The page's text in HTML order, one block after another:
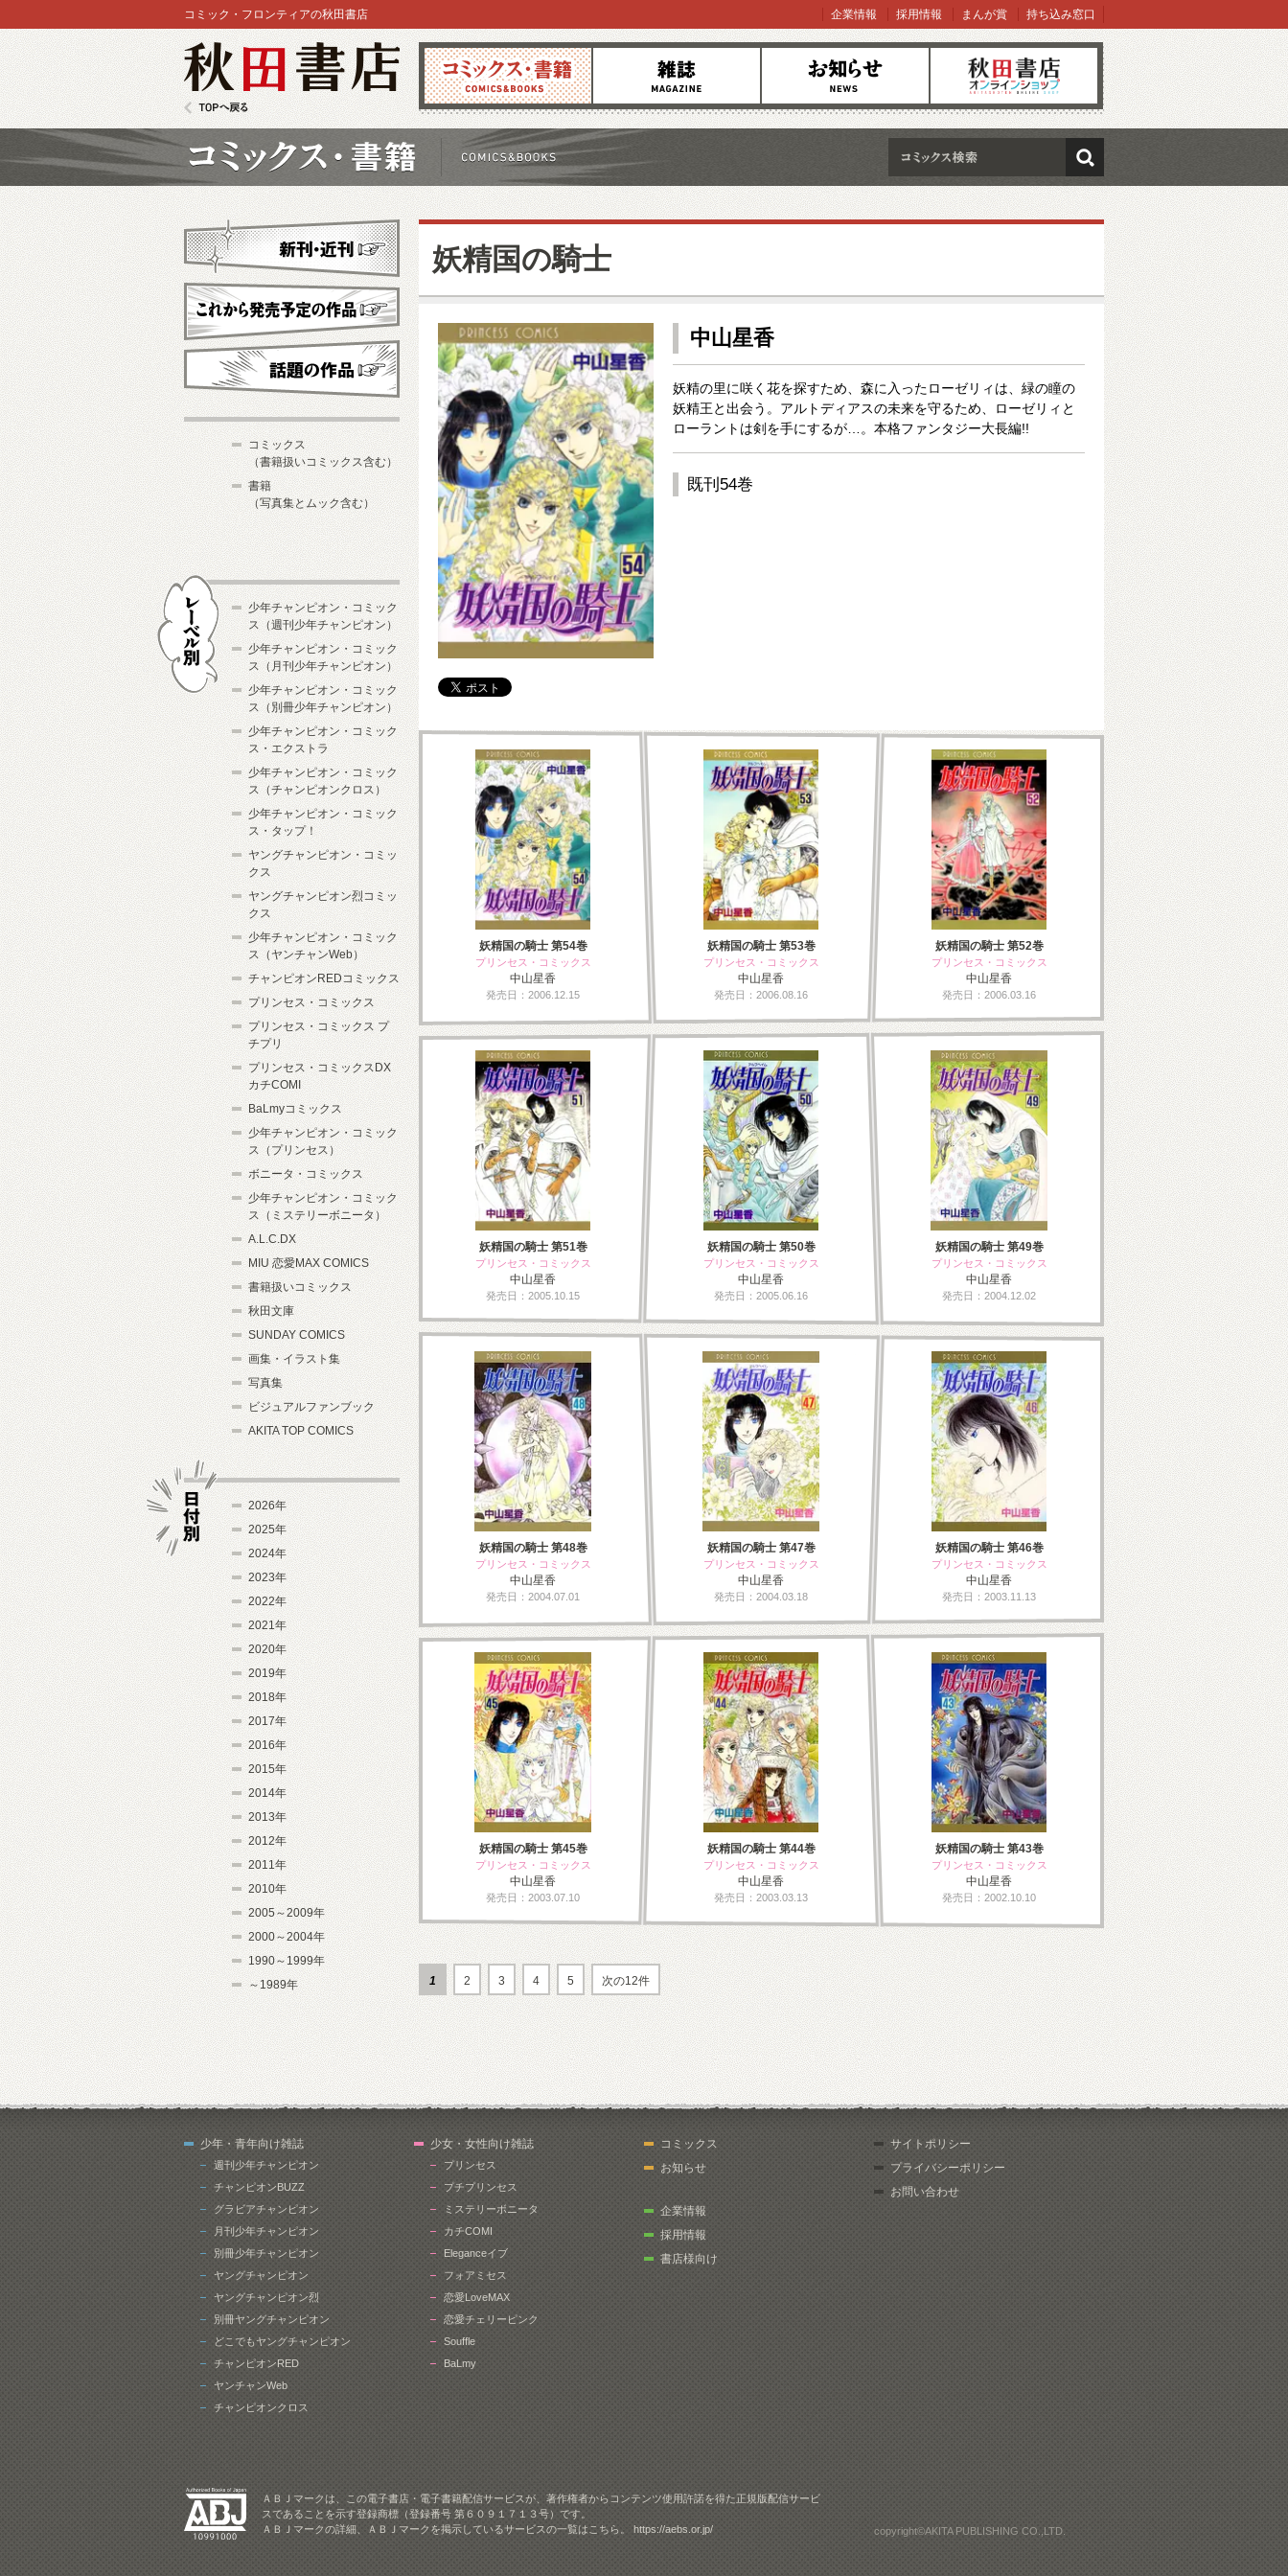
秋田書店
コミックス 雑誌 お知らせ オンラインショップ
TOPへ戻る
コミック・フロンティアの秋田書店 企業情報 採用情報 まんが賞 持ち込み窓口
コミックス
検索
妖精国の騎士
中山星香
妖精の里に咲く花を探すため、森に入ったローゼリィは、緑の瞳の
妖精王と出会う。アルトディアスの未来を守るため、ローゼリィと
ローラントは剣を手にするが…。本格ファンタジー大長編!!
既刊54巻
妖精国の騎士 第54巻
プリンセス・コミックス
中山星香
発売日：2006.12.15
妖精国の騎士 第53巻
プリンセス・コミックス
中山星香
発売日：2006.08.16
妖精国の騎士 第52巻
プリンセス・コミックス
中山星香
発売日：2006.03.16
妖精国の騎士 第51巻
プリンセス・コミックス
中山星香
発売日：2005.10.15
妖精国の騎士 第50巻
プリンセス・コミックス
中山星香
発売日：2005.06.16
妖精国の騎士 第49巻
プリンセス・コミックス
中山星香
発売日：2004.12.02
妖精国の騎士 第48巻
プリンセス・コミックス
中山星香
発売日：2004.07.01
妖精国の騎士 第47巻
プリンセス・コミックス
中山星香
発売日：2004.03.18
妖精国の騎士 第46巻
プリンセス・コミックス
中山星香
発売日：2003.11.13
妖精国の騎士 第45巻
プリンセス・コミックス
中山星香
発売日：2003.07.10
妖精国の騎士 第44巻
プリンセス・コミックス
中山星香
発売日：2003.03.13
妖精国の騎士 第43巻
プリンセス・コミックス
中山星香
発売日：2002.10.10
1 2 3 4 5 次の12件
新刊・近刊
これから発売予定
話題の作品
コミックス
（書籍扱いコミックス含む）
書籍
（写真集とムック含む）
レーベル別
少年チャンピオン・コミック
ス（週刊少年チャンピオン）
少年チャンピオン・コミック
ス（月刊少年チャンピオン）
少年チャンピオン・コミック
ス（別冊少年チャンピオン）
少年チャンピオン・コミック
ス・エクストラ
少年チャンピオン・コミック
ス（チャンピオンクロス）
少年チャンピオン・コミック
ス・タップ！
ヤングチャンピオン・コミッ
クス
ヤングチャンピオン烈コミッ
クス
少年チャンピオン・コミック
ス（ヤンチャンWeb）
チャンピオンREDコミックス
プリンセス・コミックス
プリンセス・コミックス プ
チプリ
プリンセス・コミックスDX
カチCOMI
BaLmyコミックス
少年チャンピオン・コミック
ス（プリンセス）
ボニータ・コミックス
少年チャンピオン・コミック
ス（ミステリーボニータ）
A.L.C.DX
MIU 恋愛MAX COMICS
書籍扱いコミックス
秋田文庫
SUNDAY COMICS
画集・イラスト集
写真集
ビジュアルファンブック
AKITA TOP COMICS
日付別
2026年
2025年
2024年
2023年
2022年
2021年
2020年
2019年
2018年
2017年
2016年
2015年
2014年
2013年
2012年
2011年
2010年
2005～2009年
2000～2004年
1990～1999年
～1989年
少年・青年向け雑誌
週刊少年チャンピオン
チャンピオンBUZZ
グラビアチャンピオン
月刊少年チャンピオン
別冊少年チャンピオン
ヤングチャンピオン
ヤングチャンピオン烈
別冊ヤングチャンピオン
どこでもヤングチャンピオン
チャンピオンRED
ヤンチャンWeb
チャンピオンクロス
少女・女性向け雑誌
プリンセス
プチプリンセス
ミステリーボニータ
カチCOMI
Eleganceイブ
フォアミセス
恋愛LoveMAX
恋愛チェリーピンク
Souffle
BaLmy
コミックス
お知らせ
企業情報
採用情報
書店様向け
サイトポリシー
プライバシーポリシー
お問い合わせ
ＡＢＪマークは、この電子書店・電子書籍配信サービスが、著作権者からコンテンツ使用許諾を得た正規版配信サービ
スであることを示す登録商標（登録番号 第６０９１７１３号）です。
ＡＢＪマークの詳細、ＡＢＪマークを掲示しているサービスの一覧はこちら。https://aebs.or.jp/ copyright©AKITA PUBLISHING CO.,LTD.